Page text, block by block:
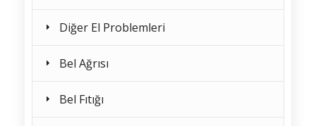
Diğer El Problemleri
Bel Ağrısı
Bel Fıtığı